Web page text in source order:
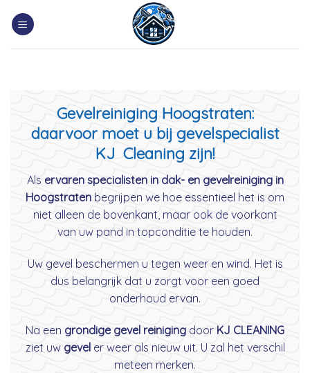
Gevelreiniging Hoogstraten:
daarvoor moet u bij gevelspecialist
KJ Cleaning zijn!
Als ervaren specialisten in dak- en gevelreiniging in
Hoogstraten begrijpen we hoe essentieel het is om
niet alleen de bovenkant, maar ook de voorkant
van uw pand in topconditie te houden.
Uw gevel beschermen u tegen weer en wind. Het is
dus belangrijk dat u zorgt voor een goed
onderhoud ervan.
Na een grondige gevel reiniging door KJ CLEANING
ziet uw geveler weer als nieuw uit. U zal het verschil
meteen merken.